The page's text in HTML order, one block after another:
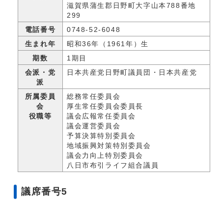
滋賀県蒲生郡日野町大字山本788番地
299
電話番号
0748-52-6048
生まれ年
昭和36年（1961年）生
期数
1期目
会派・党
派
日本共産党日野町議員団・日本共産党
所属委員
会
役職等
総務常任委員会
厚生常任委員会委員長
議会広報常任委員会
議会運営委員会
予算決算特別委員会
地域振興対策特別委員会
議会力向上特別委員会
八日市布引ライフ組合議員
議席番号5